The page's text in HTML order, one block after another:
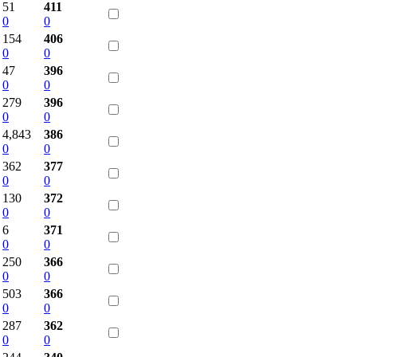
51
0
411
0
154
0
406
0
47
0
396
0
279
0
396
0
4,843
0
386
0
362
0
377
0
130
0
372
0
6
0
371
0
250
0
366
0
503
0
366
0
287
0
362
0